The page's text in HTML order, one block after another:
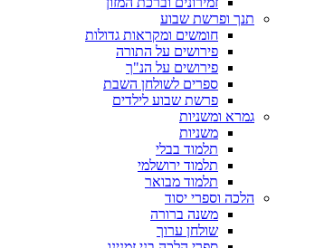
תנך ופרשת שבוע
חומשים ומקראות גדולות
פירושים על התורה
פירושים על הנ"ך
ספרים לשולחן השבת
פרשת שבוע לילדים
גמרא ומשניות
משניות
תלמוד בבלי
תלמוד ירושלמי
תלמוד מבואר
הלכה וספרי יסוד
משנה ברורה
שולחן ערוך